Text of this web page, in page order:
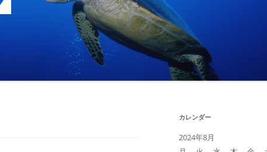
カレンダー
2024年8月